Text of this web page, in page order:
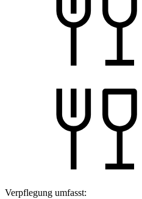
Verpflegung umfasst: